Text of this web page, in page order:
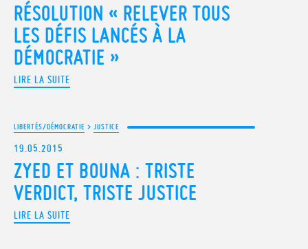
RÉSOLUTION « RELEVER TOUS
LES DÉFIS LANCÉS À LA
DÉMOCRATIE »
LIRE LA SUITE
LIBERTÉS/DÉMOCRATIE > JUSTICE
19.05.2015
ZYED ET BOUNA : TRISTE
VERDICT, TRISTE JUSTICE
LIRE LA SUITE